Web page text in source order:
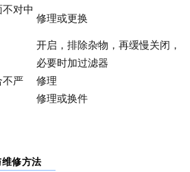
对中
修理或更换
开启，排除杂物，再缓慢关闭，
必要时加过滤器
不严
修理
修理或换件
修方法